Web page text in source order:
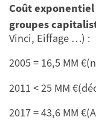
Coût
groupes
Vinci, Eiffage …) :
2005 = 16,5 MM
2011 < 25 MM
2017 = 43,6 MM